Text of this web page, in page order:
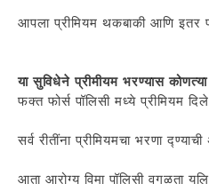
आपला प्रीमियम थकबाकी आणि इतर
या सुविधेने प्रीमीयम भरण्यास
फक्त फोर्स पॉलिसी मध्ये प्रीमियम
सर्व रीतींना प्रीमियमचा भरणा
आता आरोग्य विमा पॉलिसी वगळता